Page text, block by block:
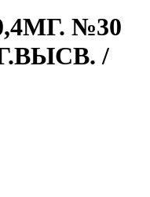
№30
/